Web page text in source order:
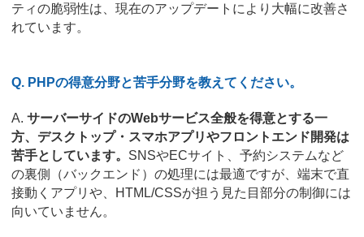
ティの脆弱性は、現在のアップデートにより大幅に改善さ
れています。
Q. PHPの得意分野と苦手分野を教えてください。
A. サーバーサイドのWebサービス全般を得意とする一
方、デスクトップ・スマホアプリやフロントエンド開発は
苦手としています。 SNSやECサイト、予約システムなど
の裏側（バックエンド）の処理には最適ですが、端末で直
接動くアプリや、HTML/CSSが担う見た目部分の制御には
向いていません。